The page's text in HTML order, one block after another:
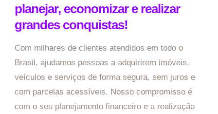
planejar, economizar e realizar
grandes conquistas!
Com milhares de clientes atendidos em todo o
Brasil, ajudamos pessoas a adquirirem imóveis,
veículos e serviços de forma segura, sem juros e
com parcelas acessíveis. Nosso compromisso é
com o seu planejamento financeiro e a realização